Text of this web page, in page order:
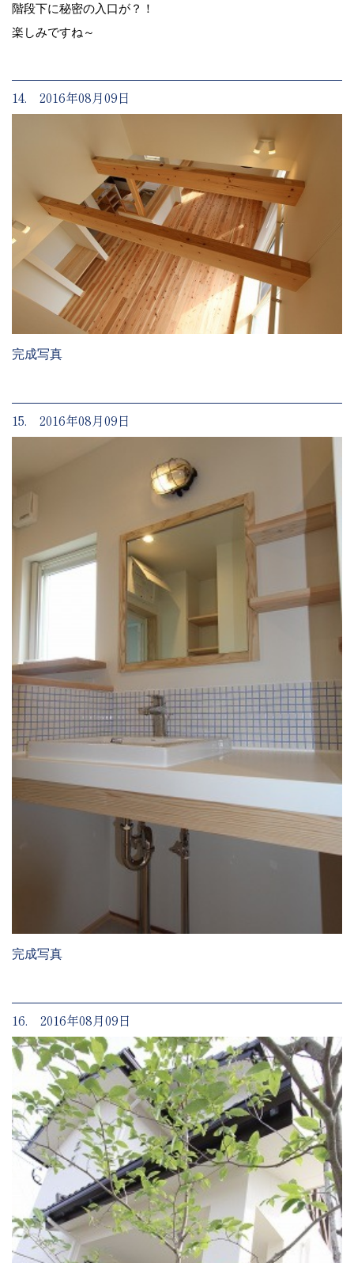
階段下に秘密の入口が？！
楽しみですね～
14. 2016年08月09日
完成写真
15. 2016年08月09日
完成写真
16. 2016年08月09日